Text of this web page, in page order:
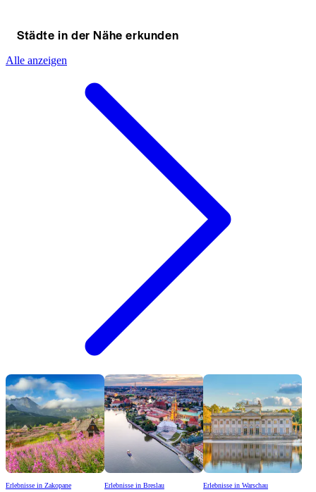
Städte in der Nähe erkunden
Alle anzeigen
Erlebnisse in Zakopane Erlebnisse in Breslau Erlebnisse in Warschau